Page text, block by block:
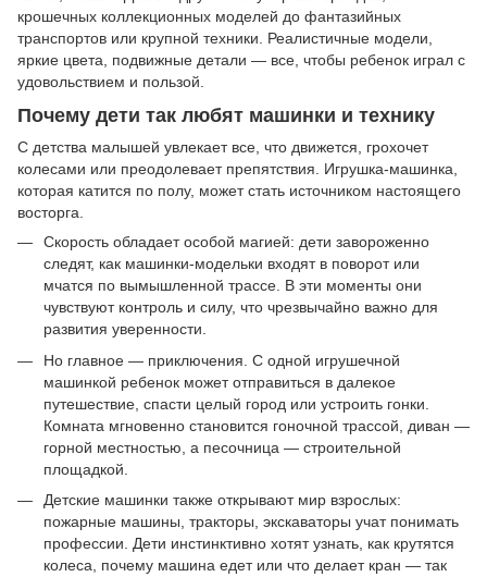
крошечных коллекционных моделей до фантазийных
транспортов или крупной техники. Реалистичные модели,
яркие цвета, подвижные детали — все, чтобы ребенок играл с
удовольствием и пользой.
Почему дети так любят машинки и технику
С детства малышей увлекает все, что движется, грохочет
колесами или преодолевает препятствия. Игрушка-машинка,
которая катится по полу, может стать источником настоящего
восторга.
Скорость обладает особой магией: дети завороженно
следят, как машинки-модельки входят в поворот или
мчатся по вымышленной трассе. В эти моменты они
чувствуют контроль и силу, что чрезвычайно важно для
развития уверенности.
Но главное — приключения. С одной игрушечной
машинкой ребенок может отправиться в далекое
путешествие, спасти целый город или устроить гонки.
Комната мгновенно становится гоночной трассой, диван —
горной местностью, а песочница — строительной
площадкой.
Детские машинки также открывают мир взрослых:
пожарные машины, тракторы, экскаваторы учат понимать
профессии. Дети инстинктивно хотят узнать, как крутятся
колеса, почему машина едет или что делает кран — так